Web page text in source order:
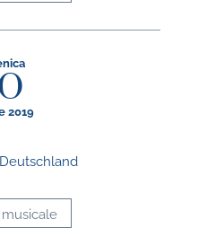
2019